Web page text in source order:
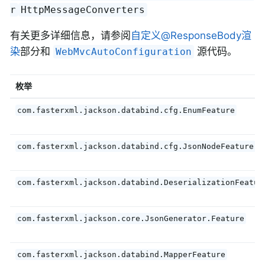
r HttpMessageConverters
有关更多详细信息，请参阅 自定义@ResponseBody渲
染部分和 WebMvcAutoConfiguration 源代码。
枚举
com.fasterxml.jackson.databind.cfg.EnumFeature
com.fasterxml.jackson.databind.cfg.JsonNodeFeature
com.fasterxml.jackson.core.JsonGenerator.Feature
com.fasterxml.jackson.databind.MapperFeature